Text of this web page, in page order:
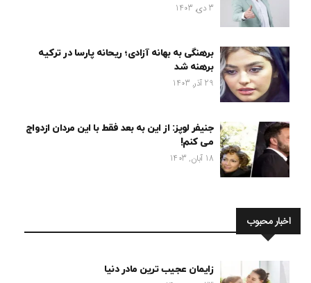
3 دی, 1403
برهنگی به بهانه آزادی؛ ریحانه پارسا در ترکیه
برهنه شد
29 آذر, 1403
جنیفر لوپز: از این به بعد فقط با این مردان ازدواج
می کنم!
18 آبان, 1403
اخبار محبوب
زایمان عجیب ترین مادر دنیا